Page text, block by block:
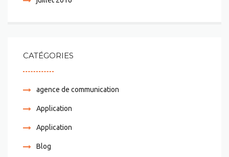
CATÉGORIES
agence de communication
Application
Application
Blog